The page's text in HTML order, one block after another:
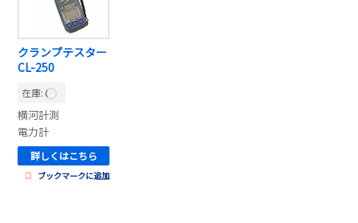
クランプテスター
CL-250
在庫:
横河計測
電力計
詳しくはこちら
ブックマークに追加